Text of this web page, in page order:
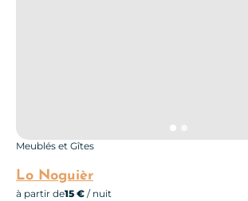
Lo Noguièr
Meublés et Gîtes
à partir de15 € / nuit